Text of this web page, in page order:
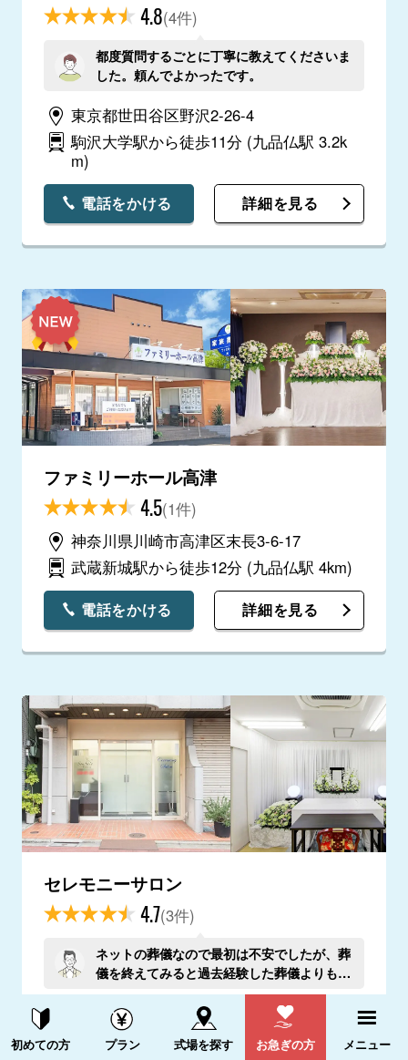
4.8(4件)
都度質問するごとに丁寧に教えてくださいま
した。頼んでよかったです。
東京都世田谷区野沢2-26-4
駒沢大学駅から徒歩11分 (九品仏駅 3.2k
m)
電話をかける 詳細を見る
ファミリーホール高津
4.5(1件)
神奈川県川崎市高津区末長3-6-17
武蔵新城駅から徒歩12分 (九品仏駅 4km)
電話をかける 詳細を見る
セレモニーサロン
4.7(3件)
ネットの葬儀なので最初は不安でしたが、葬
儀を終えてみると過去経験した葬儀よりも丁
寧な印象を受けました。ありがとうございま
した。
東京都目黒区下目黒3-16-5
不動前駅から徒歩9分(九品仏駅 4.9km)
資料請求する 電話をかける
初めての方 プラン 式場を探す お急ぎの方 メニュー